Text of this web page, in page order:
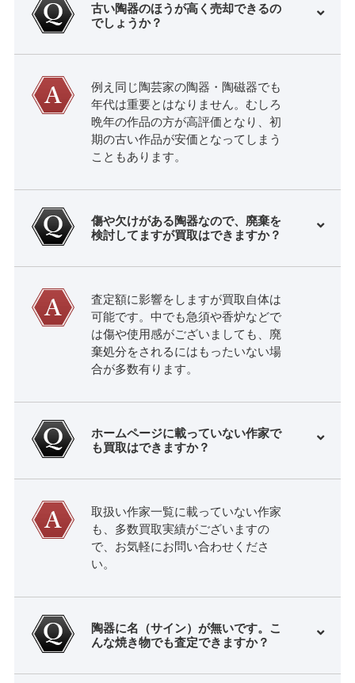
古い陶器のほうが高く売却できるの
でしょうか？
例え同じ陶芸家の陶器・陶磁器でも
年代は重要とはなりません。むしろ
晩年の作品の方が高評価となり、初
期の古い作品が安価となってしまう
こともあります。
傷や欠けがある陶器なので、廃棄を
検討してますが買取はできますか？
査定額に影響をしますが買取自体は
可能です。中でも急須や香炉などで
は傷や使用感がございましても、廃
棄処分をされるにはもったいない場
合が多数有ります。
ホームページに載っていない作家で
も買取はできますか？
取扱い作家一覧に載っていない作家
も、多数買取実績がございますの
で、お気軽にお問い合わせくださ
い。
陶器に名（サイン）が無いです。こ
んな焼き物でも査定できますか？